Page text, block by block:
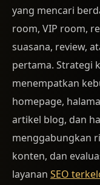
yang mencari
room, VIP room,
suasana, review,
pertama. Strategi
menempatkan
homepage,
artikel blog, dan
menggabungkan
konten, dan
layanan SEO